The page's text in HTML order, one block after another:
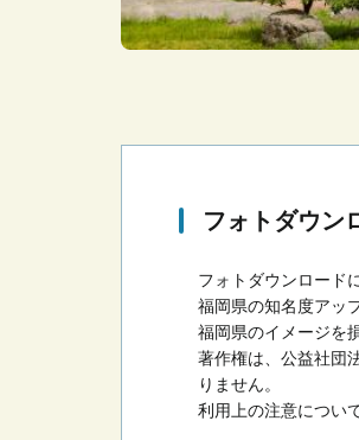
フォトダウ
フォトダウンロード
福岡県の知名度アッ
福岡県のイメージを
著作権は、公益社団
りません。
利用上の注意につい